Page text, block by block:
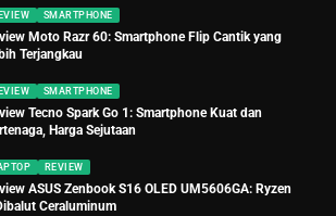
SMARTPHONE
Moto Razr 60: Smartphone Flip Cantik yang
Terjangkau
SMARTPHONE
Tecno Spark Go 1: Smartphone Kuat dan
Harga Sejutaan
REVIEW
ASUS Zenbook S16 OLED UM5606GA: Ryzen
Ceraluminum